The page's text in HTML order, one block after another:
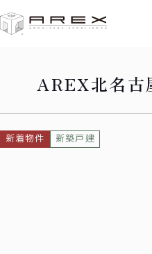
AREX北名古
新着物件 新築戸建